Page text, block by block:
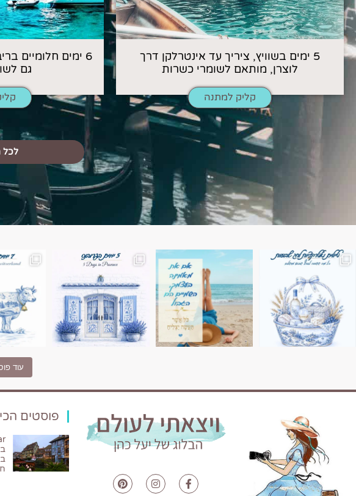
5 ימים בשוויץ, ציריך עד אינטרלקן דרך
לוצרן, מותאם לשומרי כשרות
קליק למתנה
6 ימים חלומיים
גם
לכל
השמים הם הגבול 💙🩵 טיול בין כפרים, יין ונופים
יש רגע כזה
עוד
פוסטים